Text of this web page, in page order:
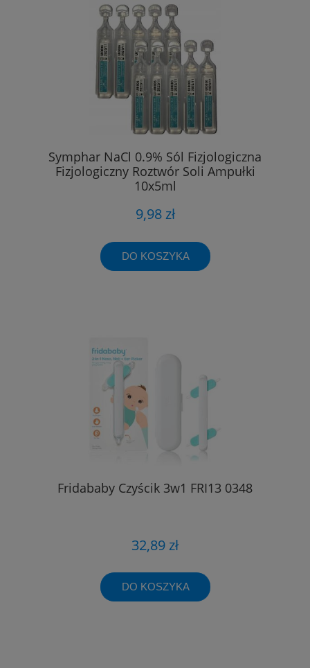
Symphar NaCl 0.9% Sól Fizjologiczna
Fizjologiczny Roztwór Soli Ampułki
10x5ml
9,98 zł
DO KOSZYKA
Fridababy Czyścik 3w1 FRI13 0348
32,89 zł
DO KOSZYKA